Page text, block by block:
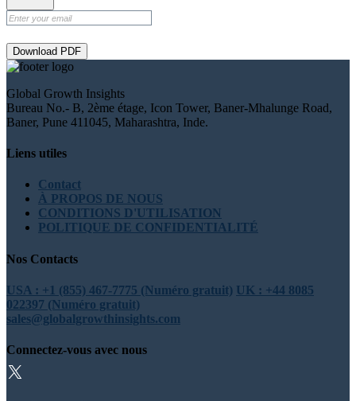
Download PDF
Global Growth Insights
Bureau No.- B, 2ème étage, Icon Tower, Baner-Mhalunge Road,
Baner, Pune 411045, Maharashtra, Inde.
Liens utiles
Contact
À PROPOS DE NOUS
CONDITIONS D'UTILISATION
POLITIQUE DE CONFIDENTIALITÉ
Nos Contacts
USA : +1 (855) 467-7775 (Numéro gratuit) UK : +44 8085
022397 (Numéro gratuit)
sales@globalgrowthinsights.com
Connectez-vous avec nous